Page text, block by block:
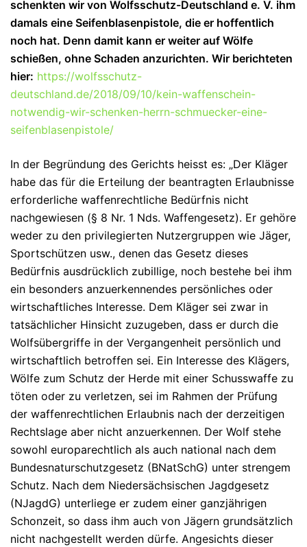
schenkten wir von Wolfsschutz-Deutschland e. V. ihm
damals eine Seifenblasenpistole, die er hoffentlich
noch hat. Denn damit kann er weiter auf Wölfe
schießen, ohne Schaden anzurichten. Wir berichteten
hier: https://wolfsschutz-
deutschland.de/2018/09/10/kein-waffenschein-
notwendig-wir-schenken-herrn-schmuecker-eine-
seifenblasenpistole/
In der Begründung des Gerichts heisst es: „Der Kläger
habe das für die Erteilung der beantragten Erlaubnisse
erforderliche waffenrechtliche Bedürfnis nicht
nachgewiesen (§ 8 Nr. 1 Nds. Waffengesetz). Er gehöre
weder zu den privilegierten Nutzergruppen wie Jäger,
Sportschützen usw., denen das Gesetz dieses
Bedürfnis ausdrücklich zubillige, noch bestehe bei ihm
ein besonders anzuerkennendes persönliches oder
wirtschaftliches Interesse. Dem Kläger sei zwar in
tatsächlicher Hinsicht zuzugeben, dass er durch die
Wolfsübergriffe in der Vergangenheit persönlich und
wirtschaftlich betroffen sei. Ein Interesse des Klägers,
Wölfe zum Schutz der Herde mit einer Schusswaffe zu
töten oder zu verletzen, sei im Rahmen der Prüfung
der waffenrechtlichen Erlaubnis nach der derzeitigen
Rechtslage aber nicht anzuerkennen. Der Wolf stehe
sowohl europarechtlich als auch national nach dem
Bundesnaturschutzgesetz (BNatSchG) unter strengem
Schutz. Nach dem Niedersächsischen Jagdgesetz
(NJagdG) unterliege er zudem einer ganzjährigen
Schonzeit, so dass ihm auch von Jägern grundsätzlich
nicht nachgestellt werden dürfe. Angesichts dieser